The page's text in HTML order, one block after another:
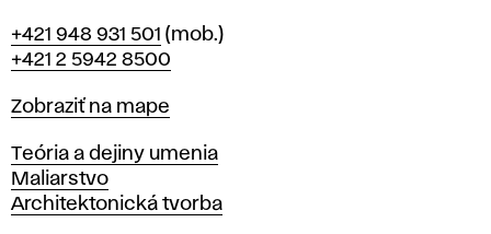
r
a
i
l
a
v
Telefón
+421 948 931 501 (mob.)
+421 2 5942 8500
Mapa
Zobraziť na mape
Katedry
Teória a dejiny umenia
Maliarstvo
Architektonická tvorba